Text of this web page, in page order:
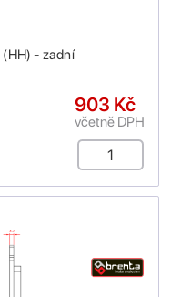
- zadní
903 Kč
včetně DPH